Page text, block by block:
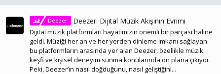
Deezer Deezer: Dijital Müzik Akışının Evrimi
Dijital müzik platformları hayatımızın önemli bir parçası haline
geldi. Müziği her an ve her yerden dinleme imkanı sağlayan
bu platformların arasında yer alan Deezer, özellikle müzik
keşfi ve kişisel deneyim sunma konularında ön plana çıkıyor.
Peki, Deezer’ın nasıl doğduğunu, nasıl geliştiğini...